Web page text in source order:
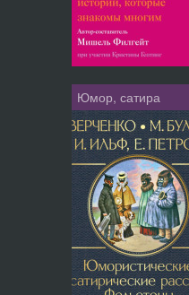
Юмор, сатира